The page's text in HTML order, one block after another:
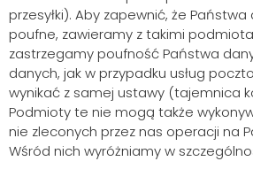
przesyłki). Aby zapewnić, że
poufne, zawieramy z takimi
zastrzegamy poufność Państwa
danych, jak w przypadku usług
wynikać z samej ustawy (tajemnica
Podmioty te nie mogą także
nie zleconych przez nas operacji na
Wśród nich wyróżniamy w